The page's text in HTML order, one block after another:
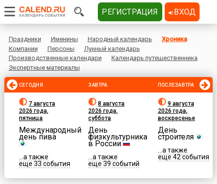
Праздники Именины Народный календарь
Хроника
Компании
Персоны
Лунный календарь
Производственные календари
Календарь путешественника
Экспертные материалы
СЕГОДНЯ
7 августа
2026 года,
пятница
Международный
день пива
...а также
еще 33 события
ЗАВТРА
8 августа
2026 года,
суббота
День
физкультурника
в России
...а также
еще 39 событий
ПОСЛЕЗАВТРА
9 августа
2026 года,
воскресенье
День
строителя
...а также
еще 42 события
РЕГИСТРАЦИЯ ВХОД